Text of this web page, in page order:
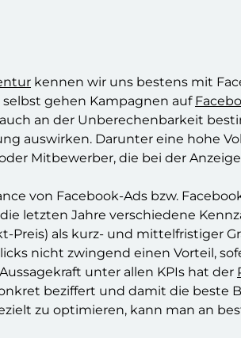
kennen wir uns bestens mit
gehen Kampagnen auf
an der Unberechenbarkeit
auswirken. Darunter eine hohe
Mitbewerber, die bei der
von Facebook-Ads bzw.
letzten Jahre verschiedene
Preis) als kurz- und mittelfristiger
nicht zwingend einen Vorteil,
unter allen KPIs hat der
beziffert und damit die beste
zu optimieren, kann man an